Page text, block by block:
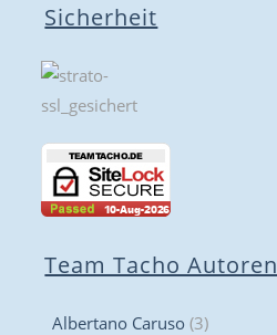
Sicherheit
Team Tacho Autoren
Albertano Caruso (3)